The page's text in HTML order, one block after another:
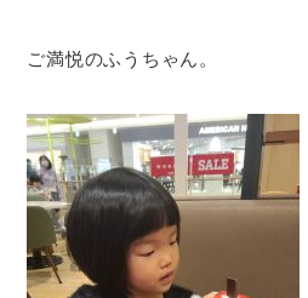
ご満悦のふうちゃん。